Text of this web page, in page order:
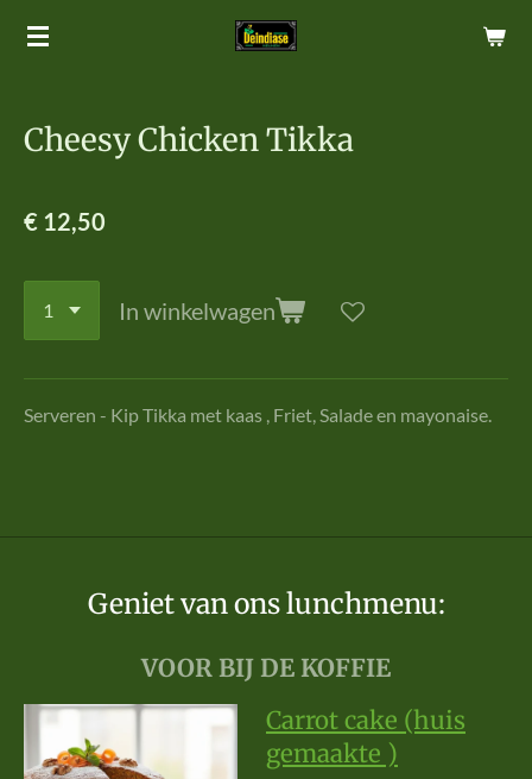
Ga
de
hoofdinhoud
Cheesy Chicken Tikka
€ 12,50
In winkelwagen
Serveren - Kip Tikka met kaas , Friet, Salade en mayonaise.
Geniet van ons lunchmenu:
VOOR BIJ DE KOFFIE
Carrot cake (huis
gemaakte )